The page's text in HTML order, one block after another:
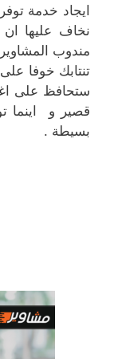
ايجاد خدمة
نخاف عليها
مندوب
تنتابك خوفا
ستحافظ على
قصير و اينما
بسيطة .